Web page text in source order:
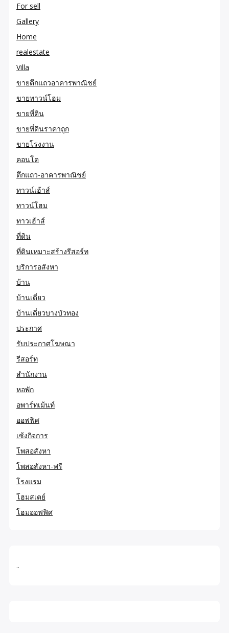
For sell
Gallery
Home
realestate
Villa
ขายตึกแถวอาคารพาณิชย์
ขายทาวน์โฮม
ขายที่ดิน
ขายที่ดินราคาถูก
ขายโรงงาน
คอนโด
ตึกแถว-อาคารพาณิชย์
ทาวน์เฮ้าส์
ทาวน์โฮม
ทาวเฮ้าส์
ที่ดิน
ที่ดินเหมาะสร้างรีสอร์ท
บริการอสังหา
บ้าน
บ้านเดี่ยว
บ้านเดี่ยวบางบัวทอง
ประกาศ
รับประกาศโฆษณา
รีสอร์ท
สำนักงาน
หอพัก
อพาร์ทเม้นท์
ออฟฟิศ
เซ้งกิจการ
โพสอสังหา
โพสอสังหา-ฟรี
โรงแรม
โฮมสเตย์
โฮมออฟฟิศ
..